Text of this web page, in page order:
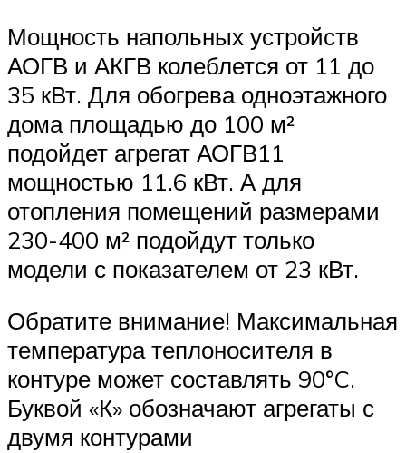
Мощность напольных устройств
АОГВ и АКГВ колеблется от 11 до
35 кВт. Для обогрева одноэтажного
дома площадью до 100 м²
подойдет агрегат АОГВ11
мощностью 11.6 кВт. А для
отопления помещений размерами
230-400 м² подойдут только
модели с показателем от 23 кВт.
Обратите внимание! Максимальная
температура теплоносителя в
контуре может составлять 90°C.
Буквой «К» обозначают агрегаты с
двумя контурами